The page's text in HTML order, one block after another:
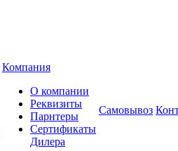
Компания
О компании
Реквизиты
Парнтеры
Сертификаты
Дилера
Самовывоз